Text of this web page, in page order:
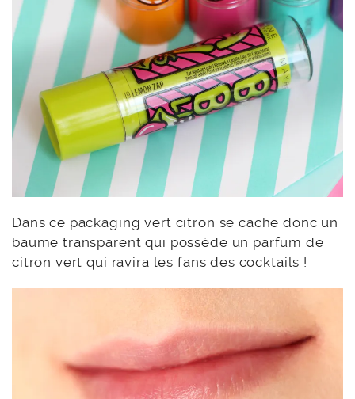
Dans ce packaging vert citron se cache donc un
baume transparent qui possède un parfum de
citron vert qui ravira les fans des cocktails !